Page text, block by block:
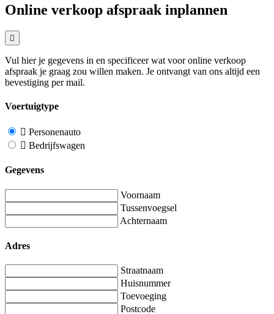
Online verkoop afspraak inplannen
Vul hier je gegevens in en specificeer wat voor online verkoop
afspraak je graag zou willen maken. Je ontvangt van ons altijd een
bevestiging per mail.
Voertuigtype
Personenauto
Bedrijfswagen
Gegevens
Voornaam
Tussenvoegsel
Achternaam
Adres
Straatnaam
Huisnummer
Toevoeging
Postcode